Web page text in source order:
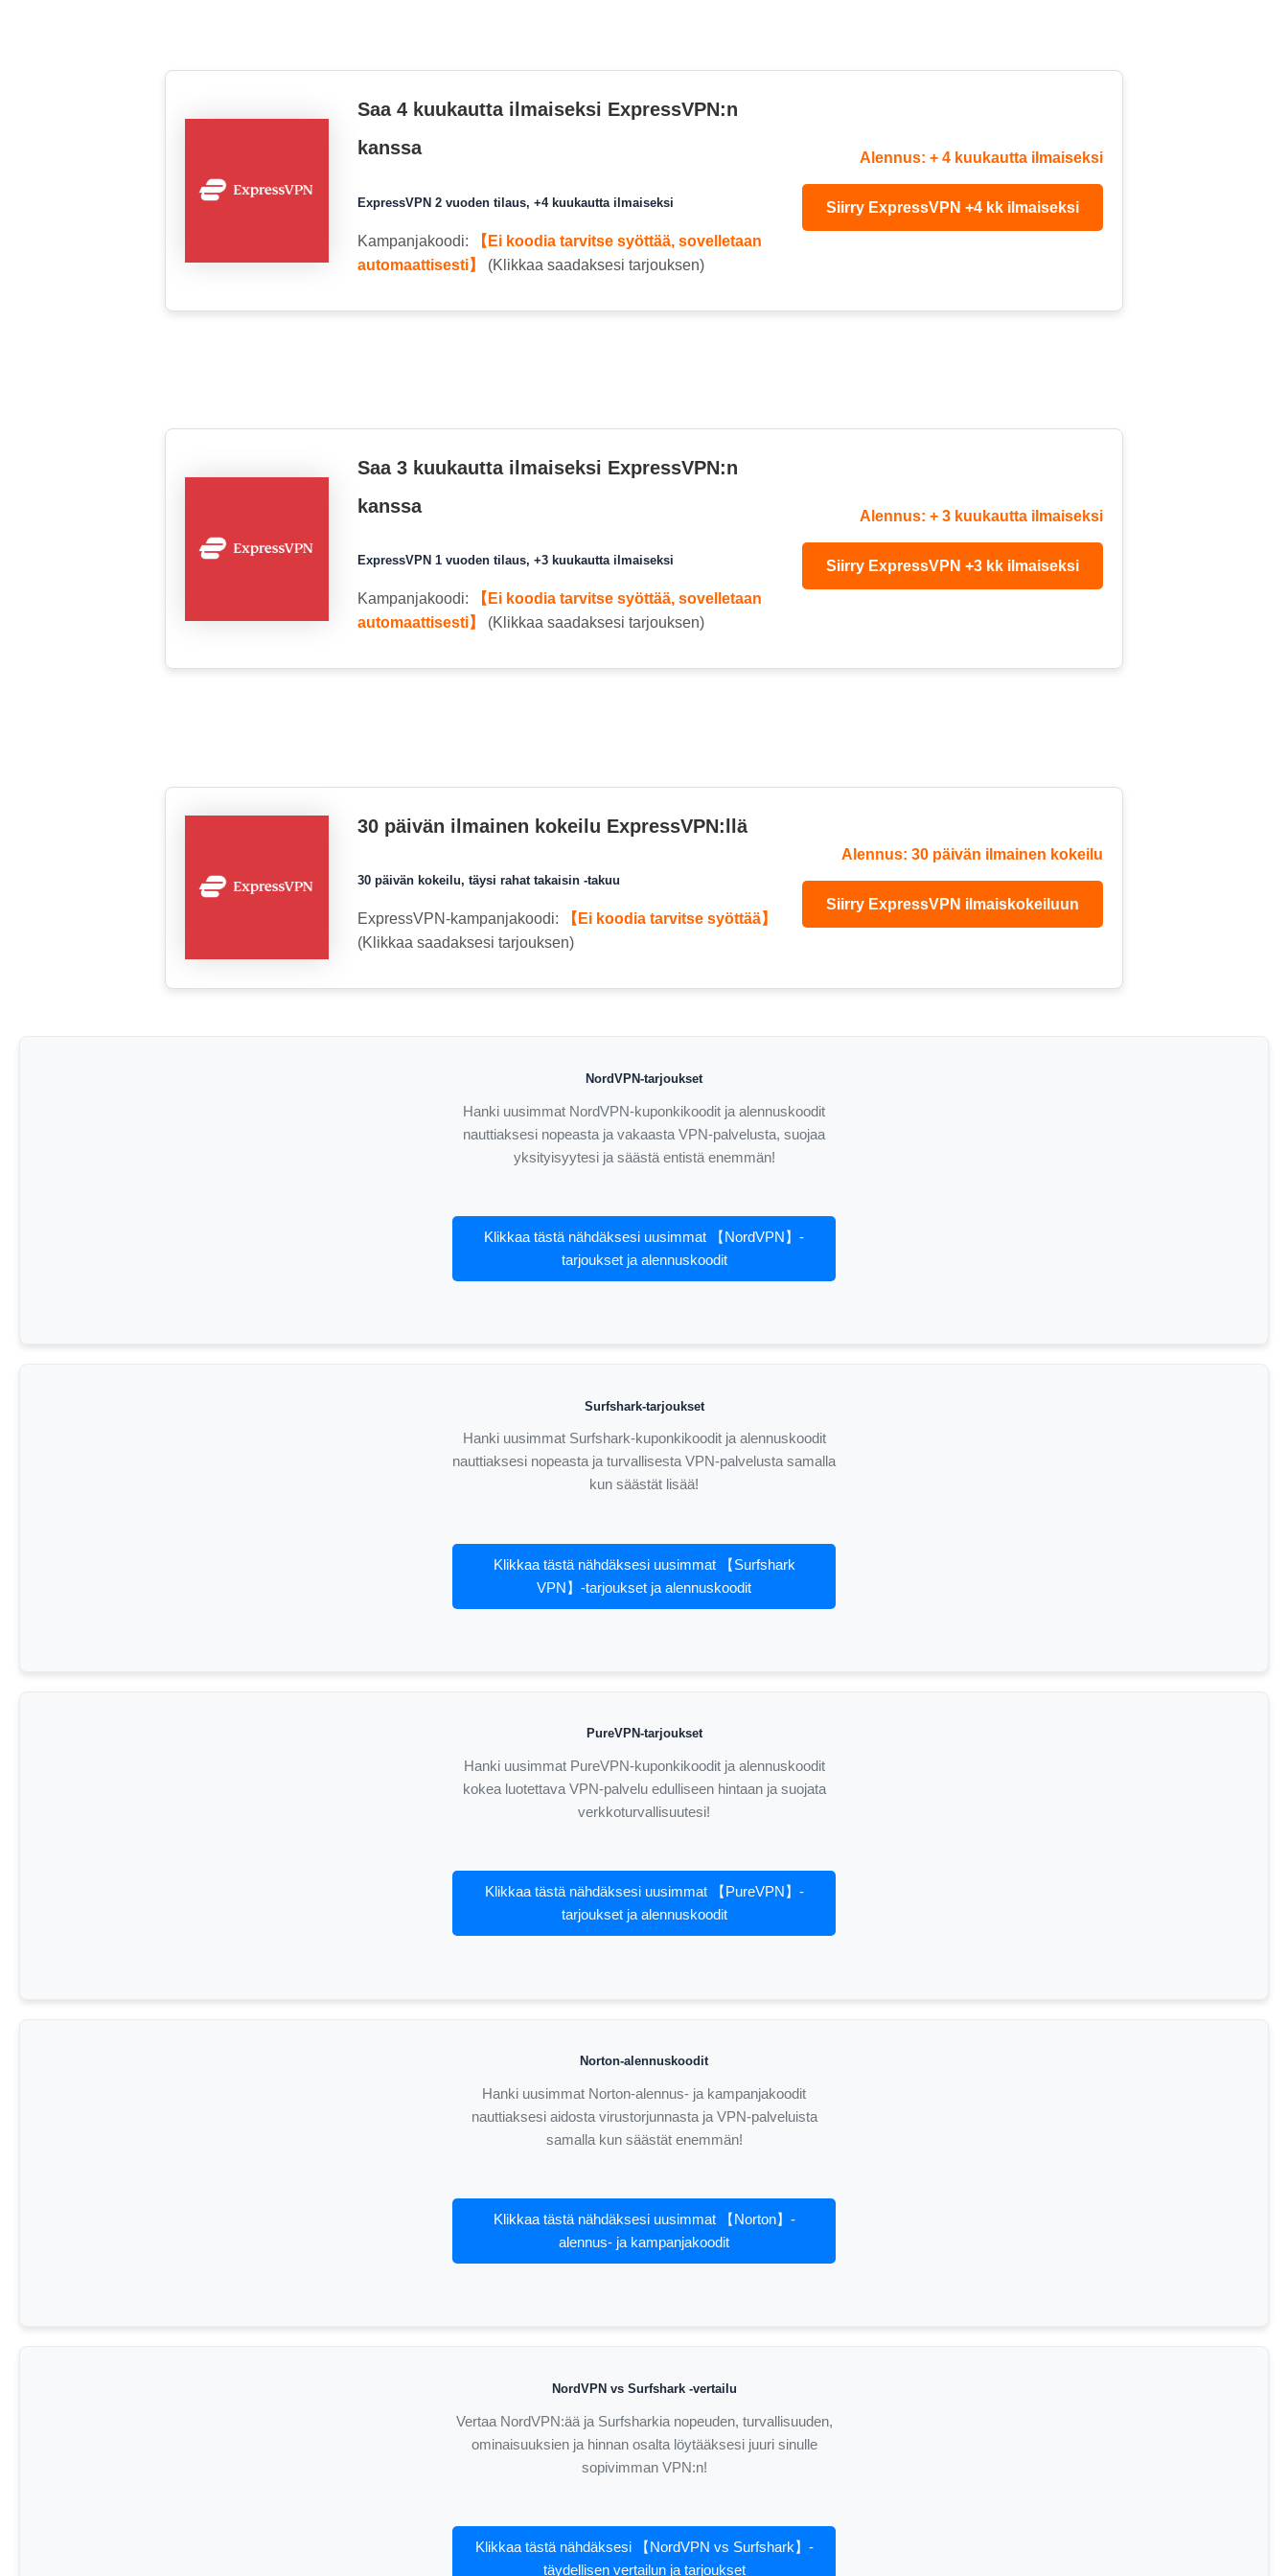
Saa 4 kuukautta ilmaiseksi ExpressVPN:n
kanssa
ExpressVPN 2 vuoden tilaus, +4 kuukautta ilmaiseksi
Kampanjakoodi:
【Ei koodia tarvitse syöttää, sovelletaan
automaattisesti】
(Klikkaa saadaksesi tarjouksen)
Alennus: + 4 kuukautta ilmaiseksi
Siirry ExpressVPN +4 kk ilmaiseksi
Saa 3 kuukautta ilmaiseksi ExpressVPN:n
kanssa
ExpressVPN 1 vuoden tilaus, +3 kuukautta ilmaiseksi
Kampanjakoodi:
【Ei koodia tarvitse syöttää, sovelletaan
automaattisesti】
(Klikkaa saadaksesi tarjouksen)
Alennus: + 3 kuukautta ilmaiseksi
Siirry ExpressVPN +3 kk ilmaiseksi
30 päivän ilmainen kokeilu ExpressVPN:llä
30 päivän kokeilu, täysi rahat takaisin -takuu
ExpressVPN-kampanjakoodi:
【Ei koodia tarvitse syöttää】
(Klikkaa saadaksesi tarjouksen)
Alennus: 30 päivän ilmainen kokeilu
Siirry ExpressVPN ilmaiskokeiluun
NordVPN-tarjoukset
Hanki uusimmat NordVPN-kuponkikoodit ja alennuskoodit
nauttiaksesi nopeasta ja vakaasta VPN-palvelusta, suojaa
yksityisyytesi ja säästä entistä enemmän!
Klikkaa tästä nähdäksesi uusimmat 【NordVPN】-
tarjoukset ja alennuskoodit
Surfshark-tarjoukset
Hanki uusimmat Surfshark-kuponkikoodit ja alennuskoodit
nauttiaksesi nopeasta ja turvallisesta VPN-palvelusta samalla
kun säästät lisää!
Klikkaa tästä nähdäksesi uusimmat 【Surfshark
VPN】-tarjoukset ja alennuskoodit
PureVPN-tarjoukset
Hanki uusimmat PureVPN-kuponkikoodit ja alennuskoodit
kokea luotettava VPN-palvelu edulliseen hintaan ja suojata
verkkoturvallisuutesi!
Klikkaa tästä nähdäksesi uusimmat 【PureVPN】-
tarjoukset ja alennuskoodit
Norton-alennuskoodit
Hanki uusimmat Norton-alennus- ja kampanjakoodit
nauttiaksesi aidosta virustorjunnasta ja VPN-palveluista
samalla kun säästät enemmän!
Klikkaa tästä nähdäksesi uusimmat 【Norton】-
alennus- ja kampanjakoodit
NordVPN vs Surfshark -vertailu
Vertaa NordVPN:ää ja Surfsharkia nopeuden, turvallisuuden,
ominaisuuksien ja hinnan osalta löytääksesi juuri sinulle
sopivimman VPN:n!
Klikkaa tästä nähdäksesi 【NordVPN vs Surfshark】-
täydellisen vertailun ja tarjoukset